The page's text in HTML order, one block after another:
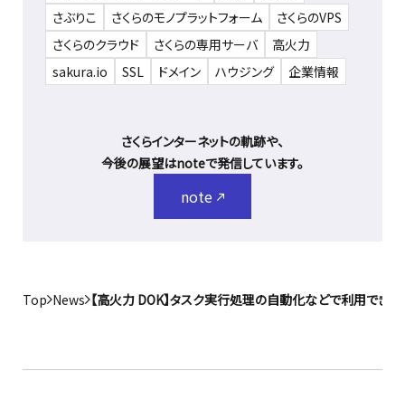
さぶりこ
さくらのモノプラットフォーム
さくらのVPS
さくらのクラウド
さくらの専用サーバ
高火力
sakura.io
SSL ドメイン ハウジング 企業情報
さくらインターネットの軌跡や、
今後の展望はnoteで発信しています。
note
Top News 【高火力 DOK】タスク実行処理の自動化などで利用でき